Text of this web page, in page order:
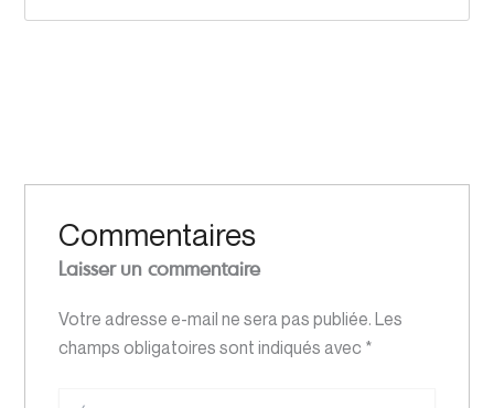
Commentaires
Laisser un commentaire
Votre adresse e-mail ne sera pas publiée. Les
champs obligatoires sont indiqués avec *